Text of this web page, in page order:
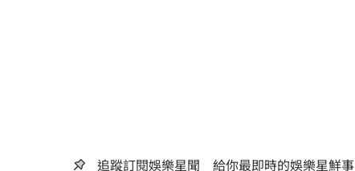
追蹤訂閱娛樂星聞 給你最即時的娛樂星鮮事